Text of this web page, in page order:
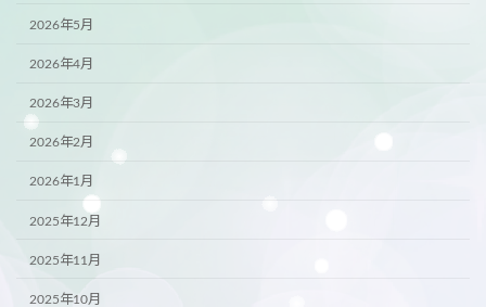
2026年5月
2026年4月
2026年3月
2026年2月
2026年1月
2025年12月
2025年11月
2025年10月